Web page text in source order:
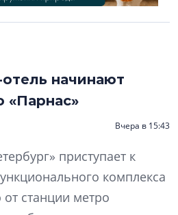
начинают
«Парнас»
Вчера в 15:43
приступает к
комплекса
станции метро